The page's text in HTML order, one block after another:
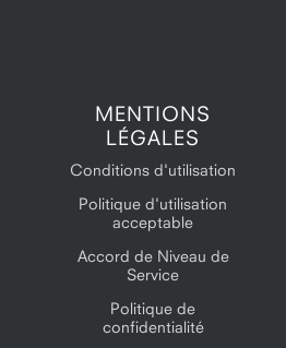
MENTIONS
LÉGALES
Conditions d'utilisation
Politique d'utilisation
acceptable
Accord de Niveau de
Service
Politique de
confidentialité